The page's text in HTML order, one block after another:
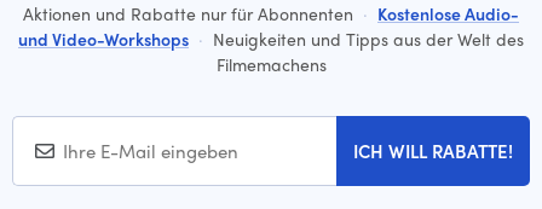
Aktionen und Rabatte nur für Abonnenten · Kostenlose Audio-
und Video-Workshops · Neuigkeiten und Tipps aus der Welt des
Filmemachens
ICH WILL RABATTE!